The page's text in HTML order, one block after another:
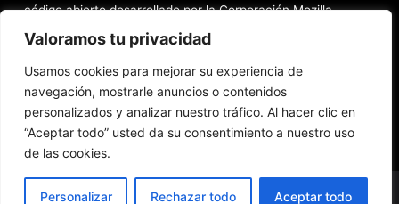
Valoramos tu privacidad
Usamos cookies para mejorar su experiencia de
navegación, mostrarle anuncios o contenidos
personalizados y analizar nuestro tráfico. Al hacer clic en
“Aceptar todo” usted da su consentimiento a nuestro uso
de las cookies.
Personalizar Rechazar todo Aceptar todo
código abierto​ desarrollado por la Corporación Mozilla
Total Audio Converter v6.1.0.305, Solución para convertir o
Markdown Monster (2026) Full Español [Mega]
Advanced Renamer Commercial (2026) 4.24, Extracción de
información de archivos multimedia fácil y rápido.